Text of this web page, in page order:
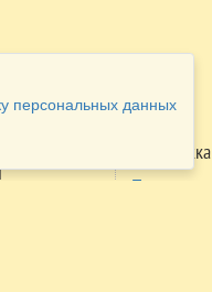
Поддержка
Проверка
персональных данных